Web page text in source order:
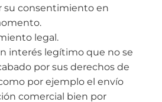
su consentimiento en
legal.
interés legítimo que no se
por sus derechos de
por ejemplo el envío
comercial bien por